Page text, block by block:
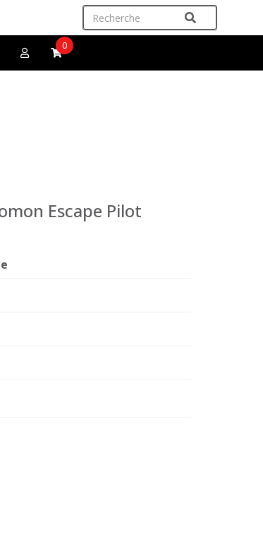
0
Escape Pilot